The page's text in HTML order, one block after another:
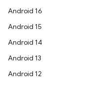
Android 16
Android 15
Android 14
Android 13
Android 12